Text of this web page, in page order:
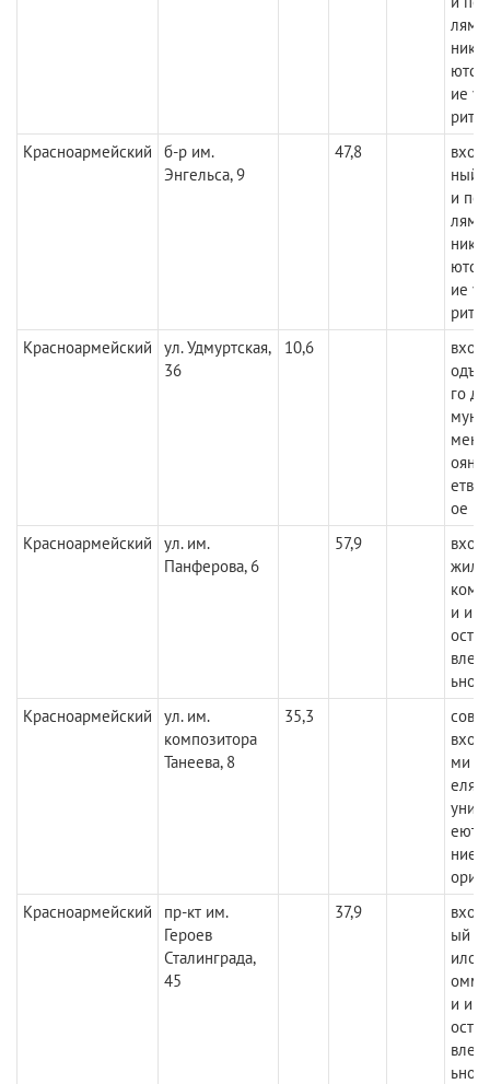
ие
Красноармейский
б-р им.
Энгельса, 9
47,8
вход
ный
и
ие
Красноармейский
ул. Удмуртская,
36
10,6
вход
го
ое
Красноармейский
ул. им.
Панферова, 6
57,9
вход
и
ьное
Красноармейский
ул. им.
композитора
Танеева, 8
35,3
вход
ми
ние
Красноармейский
пр-кт им.
Героев
Сталинграда,
45
37,9
вход
ый с
и
ьное